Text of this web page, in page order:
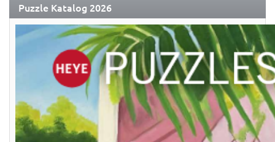
Puzzle Katalog 2026